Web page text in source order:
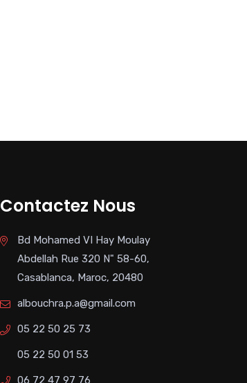
Contactez Nous
Bd Mohamed VI Hay Moulay
Abdellah Rue 320 N" 58-60,
Casablanca, Maroc, 20480
albouchra.p.a@gmail.com
05 22 50 25 73
05 22 50 01 53
06 72 47 97 76